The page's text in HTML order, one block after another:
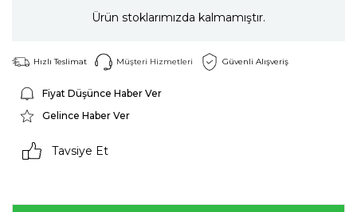
Ürün stoklarımızda kalmamıştır.
Hızlı Teslimat Müşteri Hizmetleri Güvenli Alışveriş
Fiyat Düşünce Haber Ver
Gelince Haber Ver
Tavsiye Et